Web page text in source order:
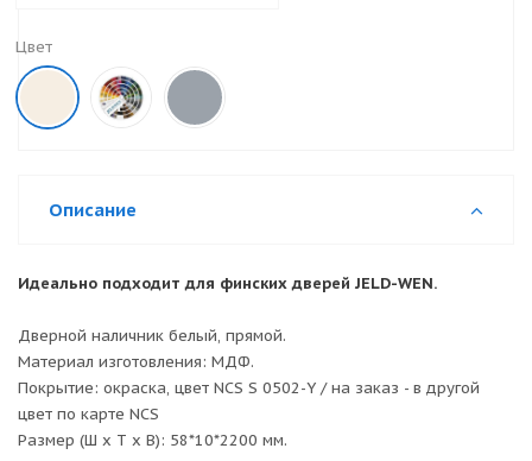
Цвет
Описание
Идеально подходит для финских дверей JELD-WEN.
Дверной наличник белый, прямой.
Материал изготовления: МДФ.
Покрытие: окраска, цвет NCS S 0502-Y / на заказ - в другой
цвет по карте NCS
Размер (Ш х Т х В): 58*10*2200 мм.